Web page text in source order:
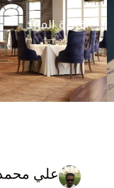
قراءة المزيد
علي